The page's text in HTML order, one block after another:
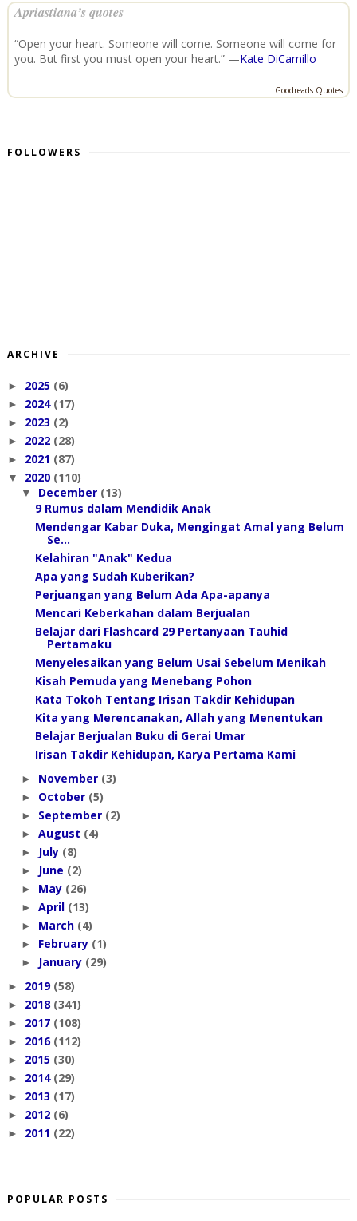
Apriastiana’s quotes
“Open your heart. Someone will come. Someone will come for
you. But first you must open your heart.” —Kate DiCamillo
Goodreads Quotes
FOLLOWERS
ARCHIVE
► 2025 (6)
► 2024 (17)
► 2023 (2)
► 2022 (28)
► 2021 (87)
▼ 2020 (110)
▼ December (13)
9 Rumus dalam Mendidik Anak
Mendengar Kabar Duka, Mengingat Amal yang Belum
Se...
Kelahiran "Anak" Kedua
Apa yang Sudah Kuberikan?
Perjuangan yang Belum Ada Apa-apanya
Mencari Keberkahan dalam Berjualan
Belajar dari Flashcard 29 Pertanyaan Tauhid
Pertamaku
Menyelesaikan yang Belum Usai Sebelum Menikah
Kisah Pemuda yang Menebang Pohon
Kata Tokoh Tentang Irisan Takdir Kehidupan
Kita yang Merencanakan, Allah yang Menentukan
Belajar Berjualan Buku di Gerai Umar
Irisan Takdir Kehidupan, Karya Pertama Kami
► November (3)
► October (5)
► September (2)
► August (4)
► July (8)
► June (2)
► May (26)
► April (13)
► March (4)
► February (1)
► January (29)
► 2019 (58)
► 2018 (341)
► 2017 (108)
► 2016 (112)
► 2015 (30)
► 2014 (29)
► 2013 (17)
► 2012 (6)
► 2011 (22)
POPULAR POSTS